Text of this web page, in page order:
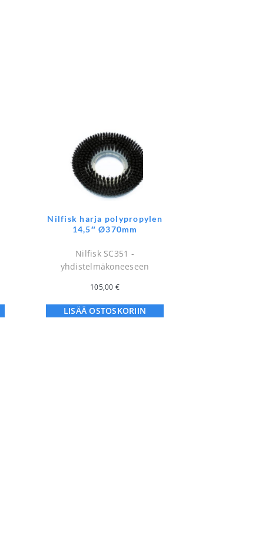
Nilfisk harja polypropylen
14,5″ Ø370mm
Nilfisk SC351 -
yhdistelmäkoneeseen
105,00 €
LISÄÄ OSTOSKORIIN